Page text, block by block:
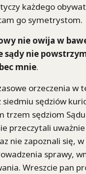
każdego
go symetrystom.
nie owija w
sądy nie
mnie.
orzeczenia w
sędziów
trzem sędziom
przeczytali
nie zapoznali się,
sprawy,
Wreszcie pan